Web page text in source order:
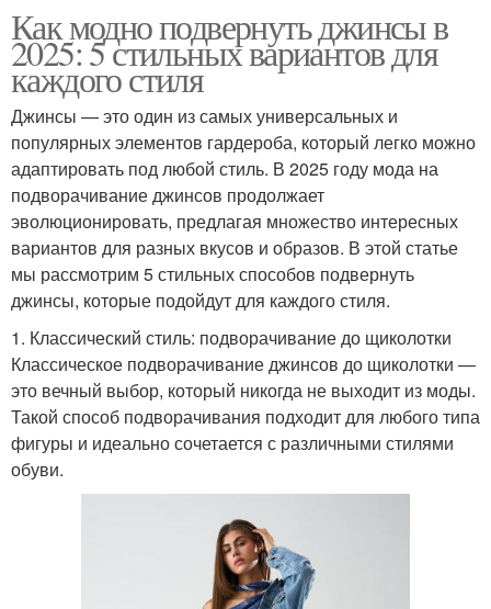
Как модно подвернуть джинсы в
2025: 5 стильных вариантов для
каждого стиля
Джинсы — это один из самых универсальных и
популярных элементов гардероба, который легко можно
адаптировать под любой стиль. В 2025 году мода на
подворачивание джинсов продолжает
эволюционировать, предлагая множество интересных
вариантов для разных вкусов и образов. В этой статье
мы рассмотрим 5 стильных способов подвернуть
джинсы, которые подойдут для каждого стиля.
1. Классический стиль: подворачивание до щиколотки
Классическое подворачивание джинсов до щиколотки —
это вечный выбор, который никогда не выходит из моды.
Такой способ подворачивания подходит для любого типа
фигуры и идеально сочетается с различными стилями
обуви.